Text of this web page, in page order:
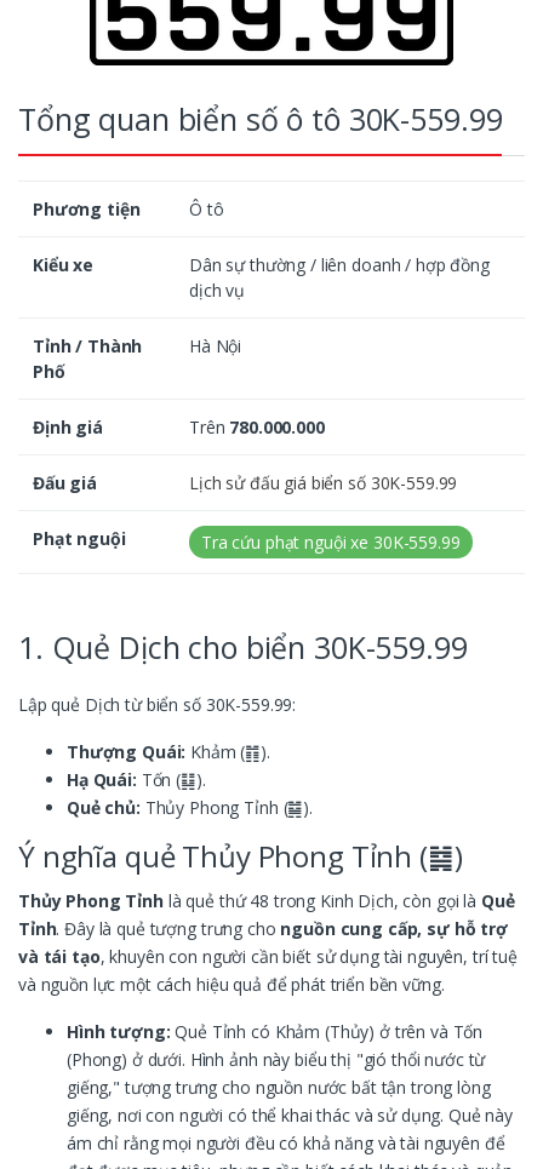
Tổng quan biển số ô tô 30K-559.99
Phương tiện Ô tô
Kiểu xe
Dân sự thường / liên doanh / hợp đồng
dịch vụ
Tỉnh / Thành
Phố
Hà Nội
Định giá Trên 780.000.000
Đấu giá Lịch sử đấu giá biển số 30K-559.99
Phạt nguội Tra cứu phạt nguội xe 30K-559.99
1. Quẻ Dịch cho biển 30K-559.99
Lập quẻ Dịch từ biển số 30K-559.99:
Thượng Quái: Khảm (䷇).
Hạ Quái: Tốn (䷆).
Quẻ chủ: Thủy Phong Tỉnh (䷯).
Ý nghĩa quẻ Thủy Phong Tỉnh (䷯)
Thủy Phong Tỉnhlà quẻ thứ 48 trong Kinh Dịch, còn gọi là Quẻ
Tỉnh. Đây là quẻ tượng trưng cho nguồn cung cấp, sự hỗ trợ
và tái tạo, khuyên con người cần biết sử dụng tài nguyên, trí tuệ
và nguồn lực một cách hiệu quả để phát triển bền vững.
Hình tượng: Quẻ Tỉnh có Khảm (Thủy) ở trên và Tốn
(Phong) ở dưới. Hình ảnh này biểu thị "gió thổi nước từ
giếng," tượng trưng cho nguồn nước bất tận trong lòng
giếng, nơi con người có thể khai thác và sử dụng. Quẻ này
ám chỉ rằng mọi người đều có khả năng và tài nguyên để